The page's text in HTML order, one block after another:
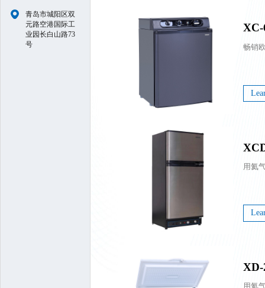
青岛市城阳区双
元路空港国际工
业园长白山路73
号
XD-